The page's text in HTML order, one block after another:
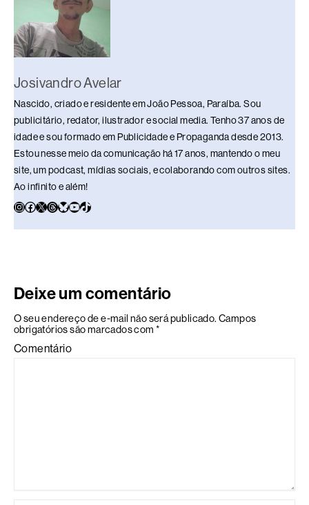
Josivandro Avelar
Nascido, criado e residente em João Pessoa, Paraíba. Sou
publicitário, redator, ilustrador e social media. Tenho 37 anos de
idade e sou formado em Publicidade e Propaganda desde 2013.
Estou nesse meio da comunicação há 17 anos, mantendo o meu
site, um podcast, mídias sociais, e colaborando com outros sites.
Ao infinito e além!
Deixe um comentário
O seu endereço de e-mail não será publicado. Campos
obrigatórios são marcados com *
Comentário